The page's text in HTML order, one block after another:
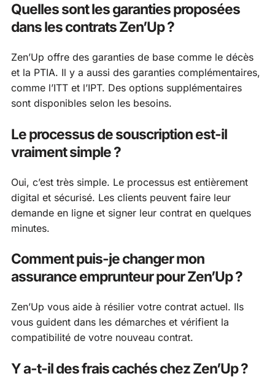
Quelles sont les garanties proposées
dans les contrats Zen’Up ?
Zen’Up offre des garanties de base comme le décès
et la PTIA. Il y a aussi des garanties complémentaires,
comme l’ITT et l’IPT. Des options supplémentaires
sont disponibles selon les besoins.
Le processus de souscription est-il
vraiment simple ?
Oui, c’est très simple. Le processus est entièrement
digital et sécurisé. Les clients peuvent faire leur
demande en ligne et signer leur contrat en quelques
minutes.
Comment puis-je changer mon
assurance emprunteur pour Zen’Up ?
Zen’Up vous aide à résilier votre contrat actuel. Ils
vous guident dans les démarches et vérifient la
compatibilité de votre nouveau contrat.
Y a-t-il des frais cachés chez Zen’Up ?